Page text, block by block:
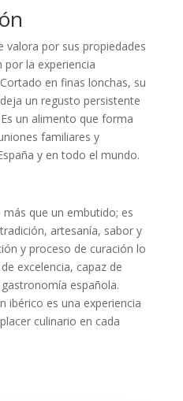
valora por sus propiedades
la experiencia
en finas lonchas, su
un regusto persistente
un alimento que forma
familiares y
y en todo el mundo.
que un embutido; es
artesanía, sabor y
y proceso de curación lo
excelencia, capaz de
española.
ibérico es una experiencia
culinario en cada